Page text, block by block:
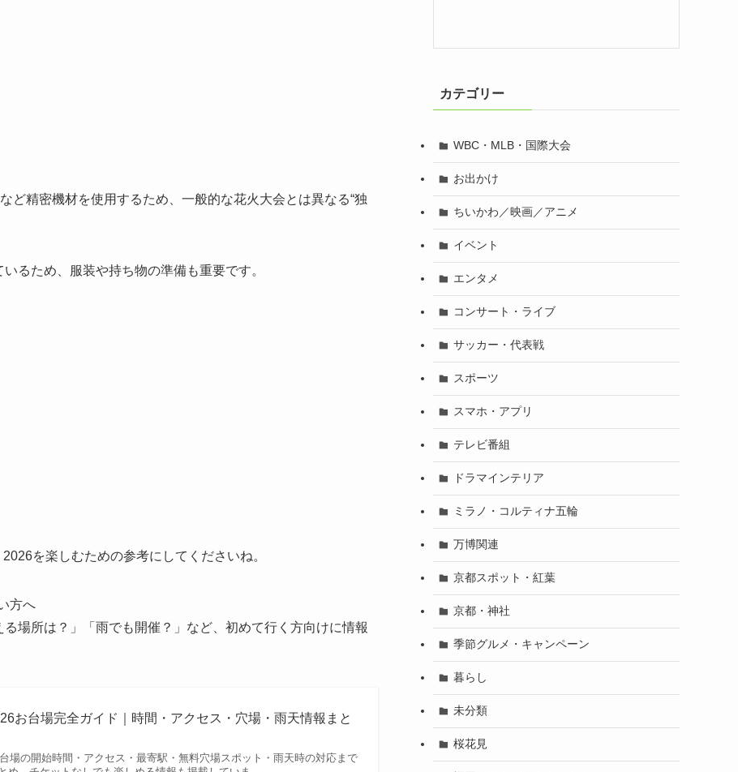
ど精密機材を使用するため、一般的な花火大会とは異なる“独
るため、服装や持ち物の準備も重要です。
を楽しむための参考にしてくださいね。
方へ
場所は？」「雨でも開催？」など、初めて行く方向けに情報
お台場完全ガイド｜時間・アクセス・穴場・雨天情報まと
場の開始時間・アクセス・最寄駅・無料穴場スポット・雨天時の対応まで
カテゴリー
WBC・MLB・国際大会
お出かけ
ちいかわ／映画／アニメ
イベント
エンタメ
コンサート・ライブ
サッカー・代表戦
スポーツ
スマホ・アプリ
テレビ番組
ドラマインテリア
ミラノ・コルティナ五輪
万博関連
京都スポット・紅葉
京都・神社
季節グルメ・キャンペーン
暮らし
未分類
桜花見